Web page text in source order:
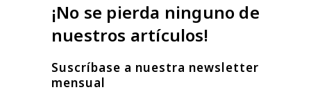
¡No se pierda ninguno de
nuestros artículos!
Suscríbase a nuestra newsletter
mensual